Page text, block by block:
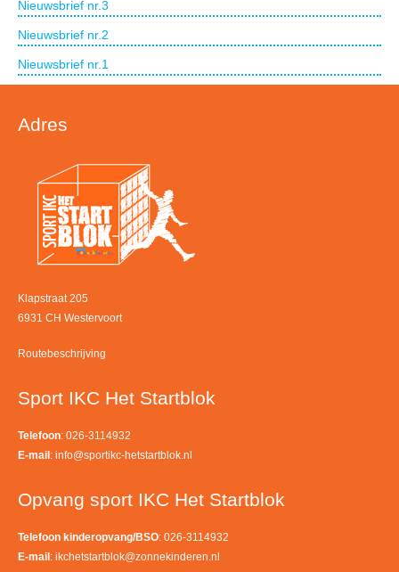
Nieuwsbrief nr.3
Nieuwsbrief nr.2
Nieuwsbrief nr.1
Adres
Klapstraat 205
6931 CH Westervoort
Routebeschrijving
Sport IKC Het Startblok
Telefoon: 026-3114932
E-mail : info@sportikc-hetstartblok.nl
Opvang sport IKC Het Startblok
Telefoon kinderopvang/BSO: 026-3114932
E-mail : ikchetstartblok@zonnekinderen.nl